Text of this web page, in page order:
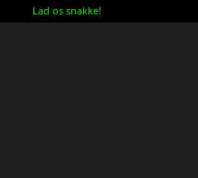
Lad os snakke!